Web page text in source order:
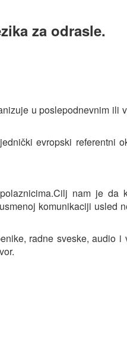
za odrasle.
u poslepodnevnim ili
evropski referentni
nam je da
komunikaciji usled
radne sveske, audio